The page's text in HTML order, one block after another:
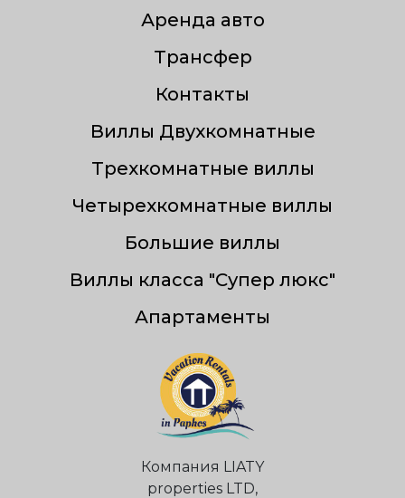
Компания LIATY
properties LTD,
Аренда авто
Трансфер
Контакты
Виллы Двухкомнатные
Трехкомнатные виллы
Четырехкомнатные виллы
Большие виллы
Виллы класса "Супер люкс"
Апартаменты